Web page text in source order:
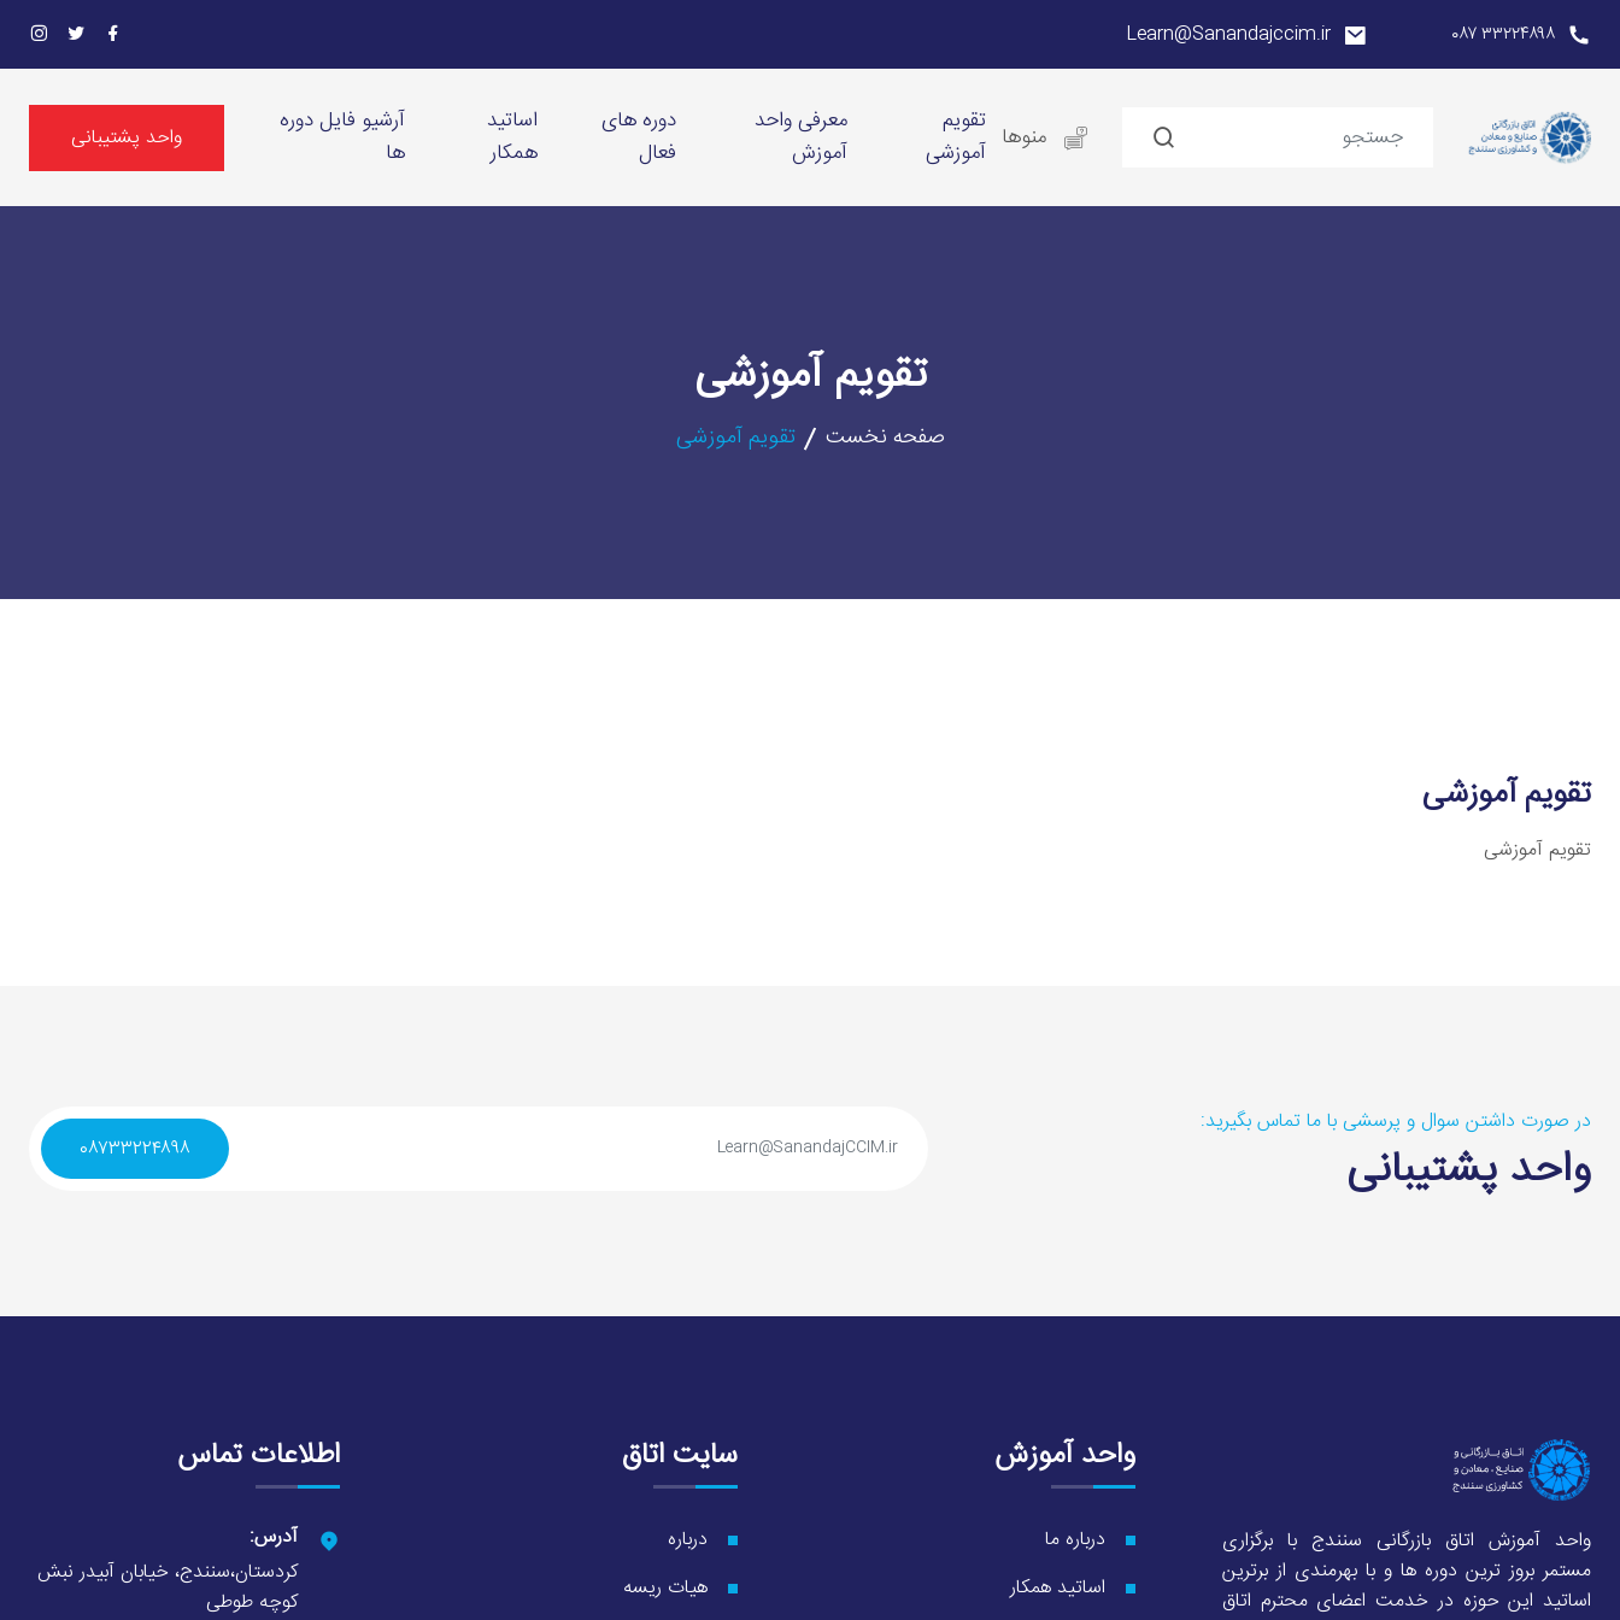
۳۳۲۲۴۸۹۸ ۰۸۷ Learn@Sanandajccim.ir
منوها
تقویم
آموزشی
معرفی واحد
آموزش
دوره های
فعال
اساتید
همکار
آرشیو فایل دوره
ها
واحد پشتیبانی
تقویم آموزشی
صفحه نخست تقویم آموزشی
تقویم آموزشی
تقویم آموزشی
در صورت داشتن سوال و پرسشی با ما تماس بگیرید:
واحد پشتیبانی ۰۸۷۳۳۲۲۴۸۹۸
واحد آموزش اتاق بازرگانی سنندج با برگزاری
مستمر بروز ترین دوره ها و با بهرمندی از برترین
اساتید این حوزه در خدمت اعضای محترم اتاق
واحد آموزش
درباره ما
اساتید همکار
سایت اتاق
درباره
هیات ریسه
اطلاعات تماس
آدرس:
کردستان،سنندج، خیابان آبیدر نبش
کوچه طوطی